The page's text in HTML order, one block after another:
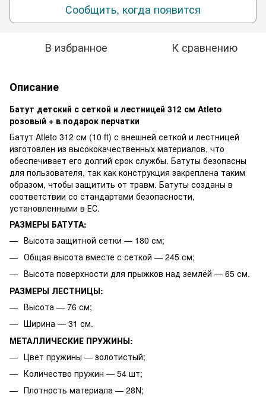
Сообщить, когда появится
В избранное К сравнению
Описание
Батут детский с сеткой и лестницей 312 см Atleto
розовый + в подарок перчатки
Батут Atleto 312 см (10 ft) с внешней сеткой и лестницей
изготовлен из высококачественных материалов, что
обеспечивает его долгий срок службы. Батуты безопасны
для пользователя, так как конструкция закреплена таким
образом, чтобы защитить от травм. Батуты созданы в
соответствии со стандартами безопасности,
установленными в ЕС.
РАЗМЕРЫ БАТУТА:
Высота защитной сетки — 180 см;
Общая высота вместе с сеткой — 245 см;
Высота поверхности для прыжков над землёй — 65 см.
РАЗМЕРЫ ЛЕСТНИЦЫ:
Высота — 76 см;
Ширина — 31 см.
МЕТАЛЛИЧЕСКИЕ ПРУЖИНЫ:
Цвет пружины — золотистый;
Количество пружин — 54 шт;
Плотность материала — 28N;